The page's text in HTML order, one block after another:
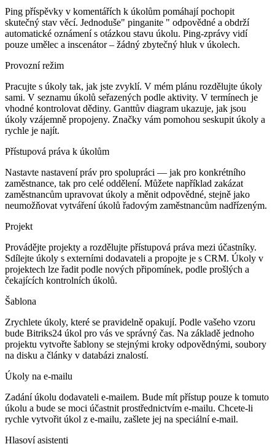
Ping příspěvky v komentářích k úkolům pomáhají pochopit
skutečný stav věcí. Jednoduše" pinganite " odpovědné a obdrží
automatické oznámení s otázkou stavu úkolu. Ping-zprávy vidí
pouze umělec a inscenátor – žádný zbytečný hluk v úkolech.
Provozní režim
Pracujte s úkoly tak, jak jste zvyklí. V mém plánu rozdělujte úkoly
sami. V seznamu úkolů seřazených podle aktivity. V termínech je
vhodné kontrolovat dědiny. Ganttův diagram ukazuje, jak jsou
úkoly vzájemně propojeny. Značky vám pomohou seskupit úkoly a
rychle je najít.
Přístupová práva k úkolům
Nastavte nastavení práv pro spolupráci — jak pro konkrétního
zaměstnance, tak pro celé oddělení. Můžete například zakázat
zaměstnancům upravovat úkoly a měnit odpovědné, stejně jako
neumožňovat vytváření úkolů řadovým zaměstnancům nadřízeným.
Projekt
Provádějte projekty a rozdělujte přístupová práva mezi účastníky.
Sdílejte úkoly s externími dodavateli a propojte je s CRM. Úkoly v
projektech lze řadit podle nových připomínek, podle prošlých a
čekajících kontrolních úkolů.
Šablona
Zrychlete úkoly, které se pravidelně opakují. Podle vašeho vzoru
bude Bitriks24 úkol pro vás ve správný čas. Na základě jednoho
projektu vytvořte šablony se stejnými kroky odpovědnými, soubory
na disku a články v databázi znalostí.
Úkoly na e-mailu
Zadání úkolu dodavateli e-mailem. Bude mít přístup pouze k tomuto
úkolu a bude se moci účastnit prostřednictvím e-mailu. Chcete-li
rychle vytvořit úkol z e-mailu, zašlete jej na speciální e-mail.
Hlasoví asistenti